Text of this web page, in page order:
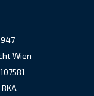
Wien
BKA